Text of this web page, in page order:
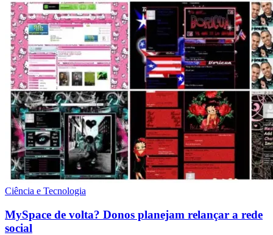
Ciência e Tecnologia
MySpace de volta? Donos planejam relançar a rede
social